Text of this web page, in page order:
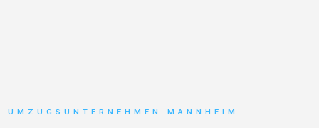
UMZUGSUNTERNEHMEN MANNHEIM